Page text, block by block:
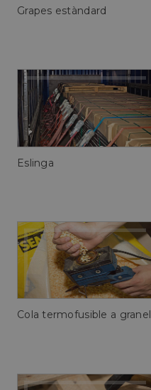
Grapes estàndard
Eslinga
Cola termofusible a granel